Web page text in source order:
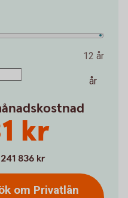
12 år
år
kr
241 836 kr
om Privatlån